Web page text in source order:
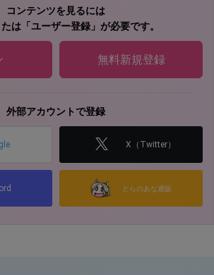
コンテンツを見るには
は「ユーザー登録」が必要です。
無料新規登録
外部アカウントで登録
X（Twitter）
とらのあな通販